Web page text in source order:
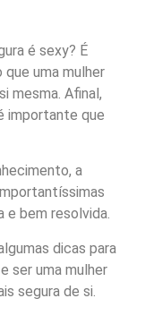
é sexy? É
uma mulher
mesma. Afinal,
importante que
a
e bem resolvida.
dicas para
e ser uma mulher
segura de si.